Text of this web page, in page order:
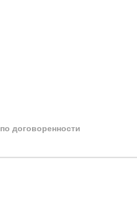
по договоренности